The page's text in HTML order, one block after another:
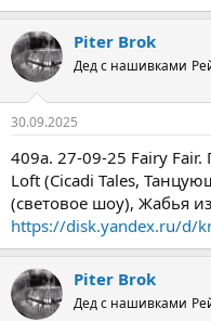
Piter Brok
Дед с нашивками
30.09.2025
409а. 27-09-25 Fairy
Loft (Cicadi Tales,
(световое шоу), Жабья
https://disk.yandex.ru/d/
Piter Brok
Дед с нашивками